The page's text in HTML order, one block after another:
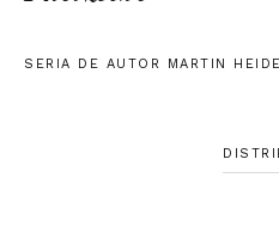
SERIA DE AUTOR MARTIN